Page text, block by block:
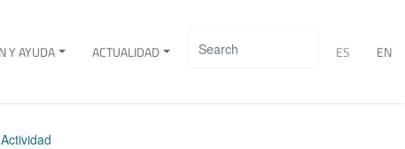
ES EN
Y AYUDA ACTUALIDAD